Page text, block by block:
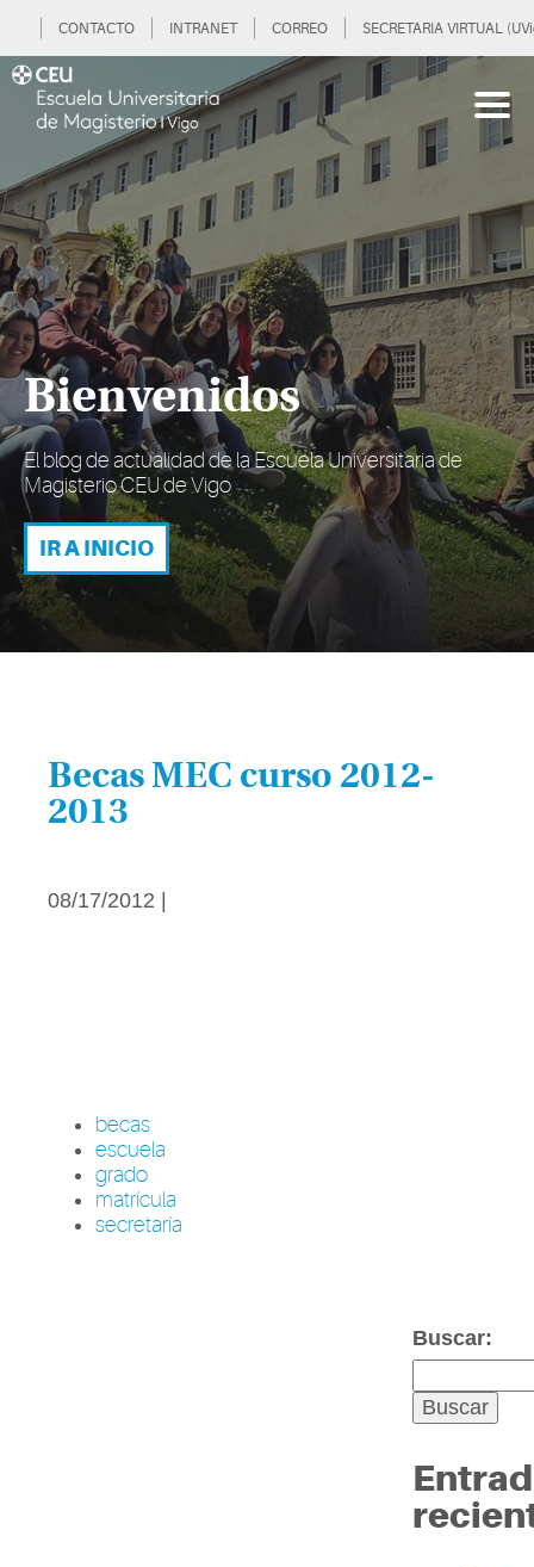
CONTACTO INTRANET CORREO SECRETARIA VIRTUAL
Bienvenidos
El blog de actualidad de la Escuela Universitaria de
Magisterio CEU de Vigo
IR A INICIO
Becas MEC curso 2012-
2013
08/17/2012 |
becas
escuela
grado
matrícula
secretaría
Buscar: